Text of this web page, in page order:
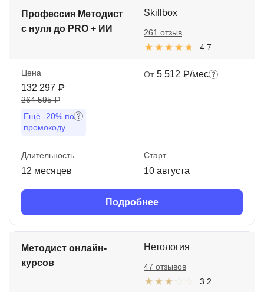
Профессия Методист
с нуля до PRO + ИИ
Skillbox
4.7
261 отзыв
Цена
132 297 ₽
264 595 ₽
Ещё -20% по
промокоду
От 5 512 ₽/мес
Длительность
12 месяцев
Старт
10 августа
Подробнее
Методист онлайн-
курсов
Нетология
3.2
47 отзывов